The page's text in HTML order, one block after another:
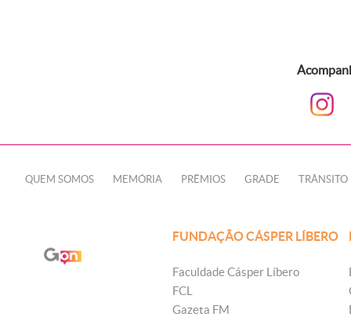
QUEM SOMOS MEMÓRIA PRÊMIOS GRADE TRÂNSITO
FUNDAÇÃO CÁSPER LÍBERO
Faculdade Cásper Líbero
FCL
Gazeta FM